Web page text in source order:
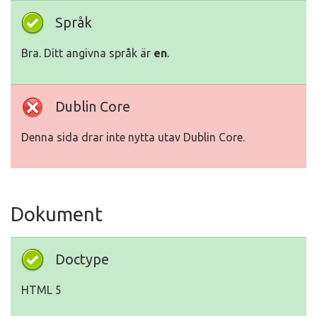
Språk
Bra. Ditt angivna språk är en.
Dublin Core
Denna sida drar inte nytta utav Dublin Core.
Dokument
Doctype
HTML 5